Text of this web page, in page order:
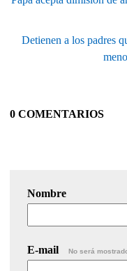
Detienen a los padres
0 COMENTARIOS
Nombre
E-mail No será